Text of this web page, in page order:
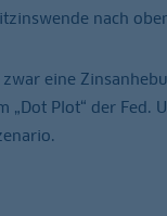
nach
eine
Plot“ der